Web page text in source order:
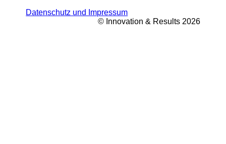
Datenschutz und Impressum
© Innovation & Results 2026